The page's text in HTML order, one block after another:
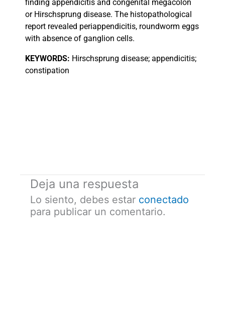
finding appendicitis and congenital megacolon
or Hirschsprung disease. The histopathological
report revealed periappendicitis, roundworm eggs
with absence of ganglion cells.
KEYWORDS: Hirschsprung disease; appendicitis;
constipation
Deja una respuesta
Lo siento, debes estar conectado
para publicar un comentario.